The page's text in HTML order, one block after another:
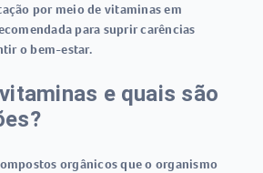
por meio de vitaminas em
para suprir carências
o bem-estar.
e quais são
orgânicos que o organismo